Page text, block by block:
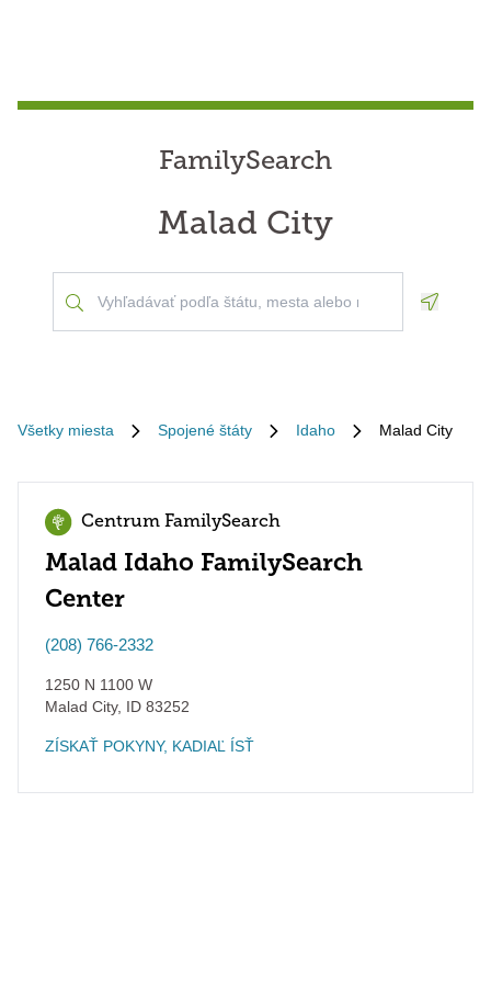
FamilySearch
Malad City
Všetky miesta Spojené štáty Idaho Malad City
Centrum FamilySearch
Malad Idaho FamilySearch
Center
(208) 766-2332
1250 N 1100 W
Malad City, ID 83252
ZÍSKAŤ POKYNY, KADIAĽ ÍSŤ